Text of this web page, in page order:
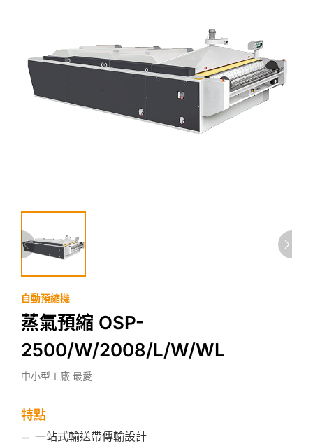
自動預縮機
蒸氣預縮 OSP-
2500/W/2008/L/W/WL
中小型工廠 最愛
特點
一站式輸送帶傳輸設計